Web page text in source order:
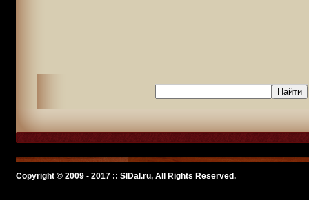
Copyright © 2009 - 2017 :: SlDal.ru, All Rights Reserved.